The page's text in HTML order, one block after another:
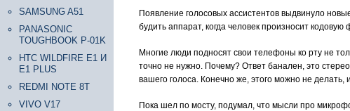
SAMSUNG A51
PANASONIC
TOUGHBOOK P-01K
HTC WILDFIRE E1 И
E1 PLUS
REDMI NOTE 8T
VIVO V17
Появление голосовых ассистентов выдвинуло
будить аппарат, когда человек произносит
Многие люди подносят свои телефоны ко рту не
точно не нужно. Почему? Ответ банален, это
вашего голоса. Конечно же, этого можно не
Пока шел по мосту, подумал, что мысли про